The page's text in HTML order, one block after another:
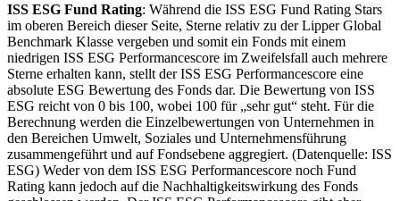
ISS ESG Fund Rating: Während die ISS ESG Fund Rating Stars
im oberen Bereich dieser Seite, Sterne relativ zu der Lipper Global
Benchmark Klasse vergeben und somit ein Fonds mit einem
niedrigen ISS ESG Performancescore im Zweifelsfall auch mehrere
Sterne erhalten kann, stellt der ISS ESG Performancescore eine
absolute ESG Bewertung des Fonds dar. Die Bewertung von ISS
ESG reicht von 0 bis 100, wobei 100 für „sehr gut“ steht. Für die
Berechnung werden die Einzelbewertungen von Unternehmen in
den Bereichen Umwelt, Soziales und Unternehmensführung
zusammengeführt und auf Fondsebene aggregiert. (Datenquelle: ISS
ESG) Weder von dem ISS ESG Performancescore noch Fund
Rating kann jedoch auf die Nachhaltigkeitswirkung des Fonds